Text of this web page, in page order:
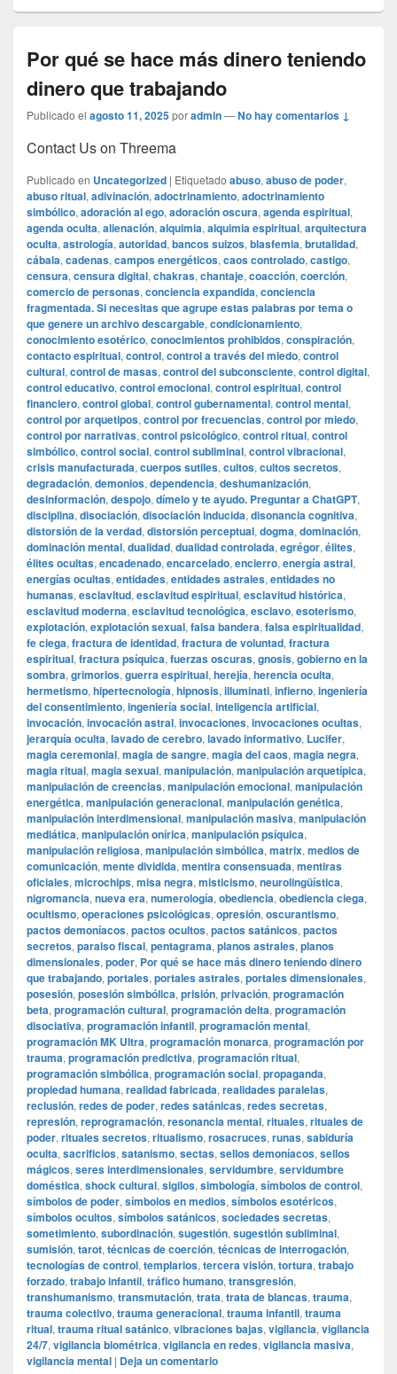
Por qué se hace más dinero teniendo
dinero que trabajando
Publicado el agosto 11, 2025poradmin—No hay comentarios ↓
Contact Us on Threema
Publicado en Uncategorized | Etiquetado abuso, abuso de poder,
abuso ritual, adivinación, adoctrinamiento, adoctrinamiento
simbólico, adoración al ego, adoración oscura, agenda espiritual,
agenda oculta, alienación, alquimia, alquimia espiritual, arquitectura
oculta, astrología, autoridad, bancos suizos, blasfemia, brutalidad,
cábala, cadenas, campos energéticos, caos controlado, castigo,
censura, censura digital, chakras, chantaje, coacción, coerción,
comercio de personas, conciencia expandida, conciencia
fragmentada. Si necesitas que agrupe estas palabras por tema o
que genere un archivo descargable, condicionamiento,
conocimiento esotérico, conocimientos prohibidos, conspiración,
contacto espiritual, control, control a través del miedo, control
cultural, control de masas, control del subconsciente, control digital,
control educativo, control emocional, control espiritual, control
financiero, control global, control gubernamental, control mental,
control por arquetipos, control por frecuencias, control por miedo,
control por narrativas, control psicológico, control ritual, control
simbólico, control social, control subliminal, control vibracional,
crisis manufacturada, cuerpos sutiles, cultos, cultos secretos,
degradación, demonios, dependencia, deshumanización,
desinformación, despojo, dímelo y te ayudo. Preguntar a ChatGPT,
disciplina, disociación, disociación inducida, disonancia cognitiva,
distorsión de la verdad, distorsión perceptual, dogma, dominación,
dominación mental, dualidad, dualidad controlada, egrégor, élites,
élites ocultas, encadenado, encarcelado, encierro, energía astral,
energías ocultas, entidades, entidades astrales, entidades no
humanas, esclavitud, esclavitud espiritual, esclavitud histórica,
esclavitud moderna, esclavitud tecnológica, esclavo, esoterismo,
explotación, explotación sexual, falsa bandera, falsa espiritualidad,
fe ciega, fractura de identidad, fractura de voluntad, fractura
espiritual, fractura psíquica, fuerzas oscuras, gnosis, gobierno en la
sombra, grimorios, guerra espiritual, herejía, herencia oculta,
hermetismo, hipertecnología, hipnosis, illuminati, infierno, ingeniería
del consentimiento, ingeniería social, inteligencia artificial,
invocación, invocación astral, invocaciones, invocaciones ocultas,
jerarquía oculta, lavado de cerebro, lavado informativo, Lucifer,
magia ceremonial, magia de sangre, magia del caos, magia negra,
magia ritual, magia sexual, manipulación, manipulación arquetípica,
manipulación de creencias, manipulación emocional, manipulación
energética, manipulación generacional, manipulación genética,
manipulación interdimensional, manipulación masiva, manipulación
mediática, manipulación onírica, manipulación psíquica,
manipulación religiosa, manipulación simbólica, matrix, medios de
comunicación, mente dividida, mentira consensuada, mentiras
oficiales, microchips, misa negra, misticismo, neurolingüística,
nigromancia, nueva era, numerología, obediencia, obediencia ciega,
ocultismo, operaciones psicológicas, opresión, oscurantismo,
pactos demoníacos, pactos ocultos, pactos satánicos, pactos
secretos, paraiso fiscal, pentagrama, planos astrales, planos
dimensionales, poder, Por qué se hace más dinero teniendo dinero
que trabajando, portales, portales astrales, portales dimensionales,
posesión, posesión simbólica, prisión, privación, programación
beta, programación cultural, programación delta, programación
disociativa, programación infantil, programación mental,
programación MK Ultra, programación monarca, programación por
trauma, programación predictiva, programación ritual,
programación simbólica, programación social, propaganda,
propiedad humana, realidad fabricada, realidades paralelas,
reclusión, redes de poder, redes satánicas, redes secretas,
represión, reprogramación, resonancia mental, rituales, rituales de
poder, rituales secretos, ritualismo, rosacruces, runas, sabiduría
oculta, sacrificios, satanismo, sectas, sellos demoníacos, sellos
mágicos, seres interdimensionales, servidumbre, servidumbre
doméstica, shock cultural, sigilos, simbología, símbolos de control,
símbolos de poder, símbolos en medios, símbolos esotéricos,
símbolos ocultos, símbolos satánicos, sociedades secretas,
sometimiento, subordinación, sugestión, sugestión subliminal,
sumisión, tarot, técnicas de coerción, técnicas de interrogación,
tecnologías de control, templarios, tercera visión, tortura, trabajo
forzado, trabajo infantil, tráfico humano, transgresión,
transhumanismo, transmutación, trata, trata de blancas, trauma,
trauma colectivo, trauma generacional, trauma infantil, trauma
ritual, trauma ritual satánico, vibraciones bajas, vigilancia, vigilancia
24/7, vigilancia biométrica, vigilancia en redes, vigilancia masiva,
vigilancia mental | Deja un comentario